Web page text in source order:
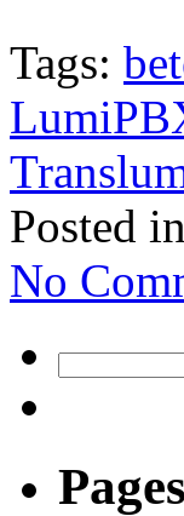
Tags:
Posted in
No
Pages